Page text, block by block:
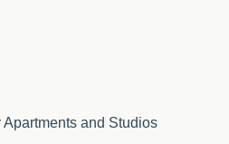
Apartments and Studios